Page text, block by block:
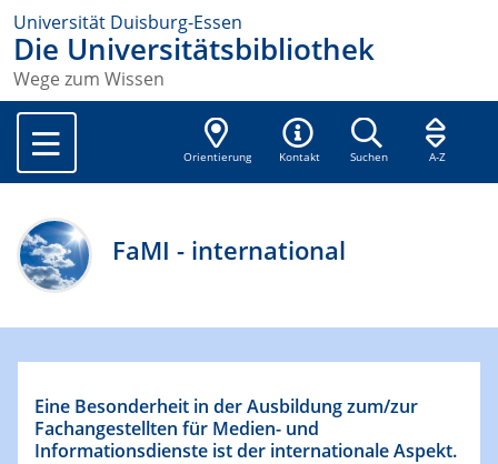
Universität Duisburg-Essen
Die Universitätsbibliothek
Wege zum Wissen
Orientierung Kontakt Suchen A-Z
FaMI - international
Eine Besonderheit in der Ausbildung zum/zur
Fachangestellten für Medien- und
Informationsdienste ist der internationale Aspekt.